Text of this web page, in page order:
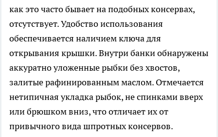
как это часто бывает на подобных консервах,
отсутствует. Удобство использования
обеспечивается наличием ключа для
открывания крышки. Внутри банки обнаружены
аккуратно уложенные рыбки без хвостов,
залитые рафинированным маслом. Отмечается
нетипичная укладка рыбок, не спинками вверх
или брюшком вниз, что отличает их от
привычного вида шпротных консервов.